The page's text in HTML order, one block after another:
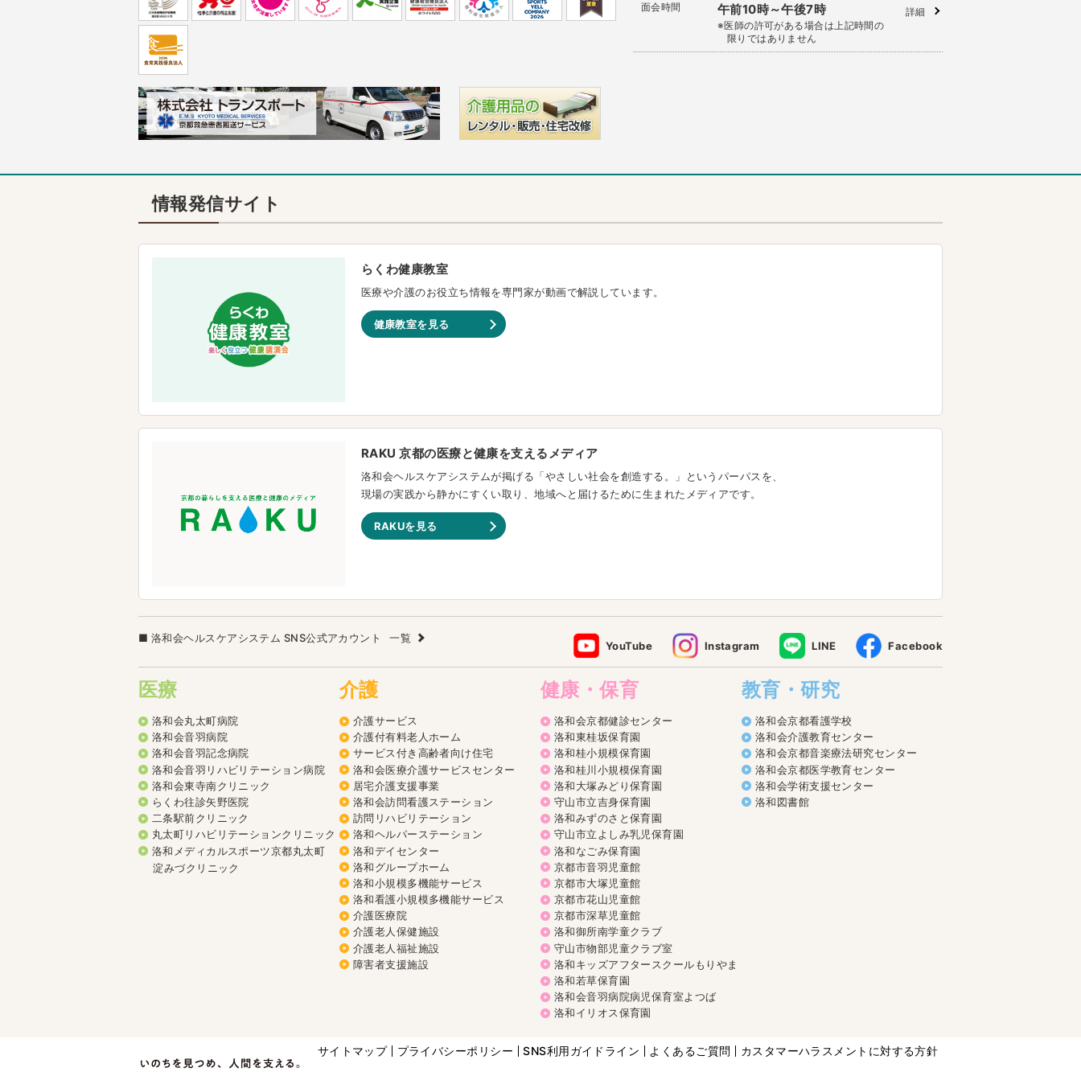
面会時間 午前10時～午後7時
※医師の許可がある場合は上記時間の
限りではありません
詳細
情報発信サイト
らくわ健康教室
医療や介護のお役立ち情報を専門家が動画で解説しています。
健康教室を見る
RAKU 京都の医療と健康を支えるメディア
洛和会ヘルスケアシステムが掲げる「やさしい社会を創造する。」というパーパスを、
現場の実践から静かにすくい取り、地域へと届けるために生まれたメディアです。
RAKUを見る
洛和会ヘルスケアシステム SNS公式アカウント 一覧
YouTube Instagram LINE Facebook
医療
洛和会丸太町病院
洛和会音羽病院
洛和会音羽記念病院
洛和会音羽リハビリテーション病院
洛和会東寺南クリニック
らくわ往診矢野医院
二条駅前クリニック
丸太町リハビリテーションクリニック
洛和メディカルスポーツ京都丸太町
淀みづクリニック
介護
介護サービス
介護付有料老人ホーム
サービス付き高齢者向け住宅
洛和会医療介護サービスセンター
居宅介護支援事業
洛和会訪問看護ステーション
訪問リハビリテーション
洛和ヘルパーステーション
洛和デイセンター
洛和グループホーム
洛和小規模多機能サービス
洛和看護小規模多機能サービス
介護医療院
介護老人保健施設
介護老人福祉施設
障害者支援施設
健康・保育
洛和会京都健診センター
洛和東桂坂保育園
洛和桂小規模保育園
洛和桂川小規模保育園
洛和大塚みどり保育園
守山市立吉身保育園
洛和みずのさと保育園
守山市立よしみ乳児保育園
洛和なごみ保育園
京都市音羽児童館
京都市大塚児童館
京都市花山児童館
京都市深草児童館
洛和御所南学童クラブ
守山市物部児童クラブ室
洛和キッズアフタースクールもりやま
洛和若草保育園
洛和会音羽病院病児保育室よつば
洛和イリオス保育園
教育・研究
洛和会京都看護学校
洛和会介護教育センター
洛和会京都音楽療法研究センター
洛和会京都医学教育センター
洛和会学術支援センター
洛和図書館
カスタマーハラスメントに対する方針
よくあるご質問
SNS利用ガイドライン
プライバシーポリシー
サイトマップ